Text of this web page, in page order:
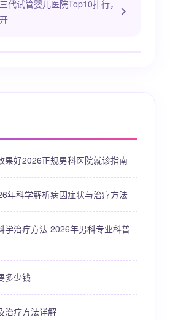
代试管婴儿医院Top10排行，
果好2026正规男科医院就诊指南
年科学解析病因症状与治疗方法
学治疗方法 2026年男科专业科普
多少钱
治疗方法详解